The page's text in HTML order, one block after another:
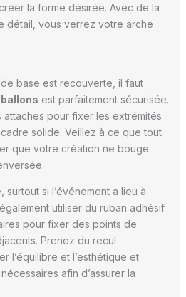
la forme désirée. Avec de la
détail, vous verrez votre arche
base est recouverte, il faut
est parfaitement sécurisée.
pour fixer les extrémités
solide. Veillez à ce que tout
que votre création ne bouge
si l’événement a lieu à
utiliser du ruban adhésif
pour fixer des points de
Prenez du recul
l’équilibre et l’esthétique et
afin d’assurer la